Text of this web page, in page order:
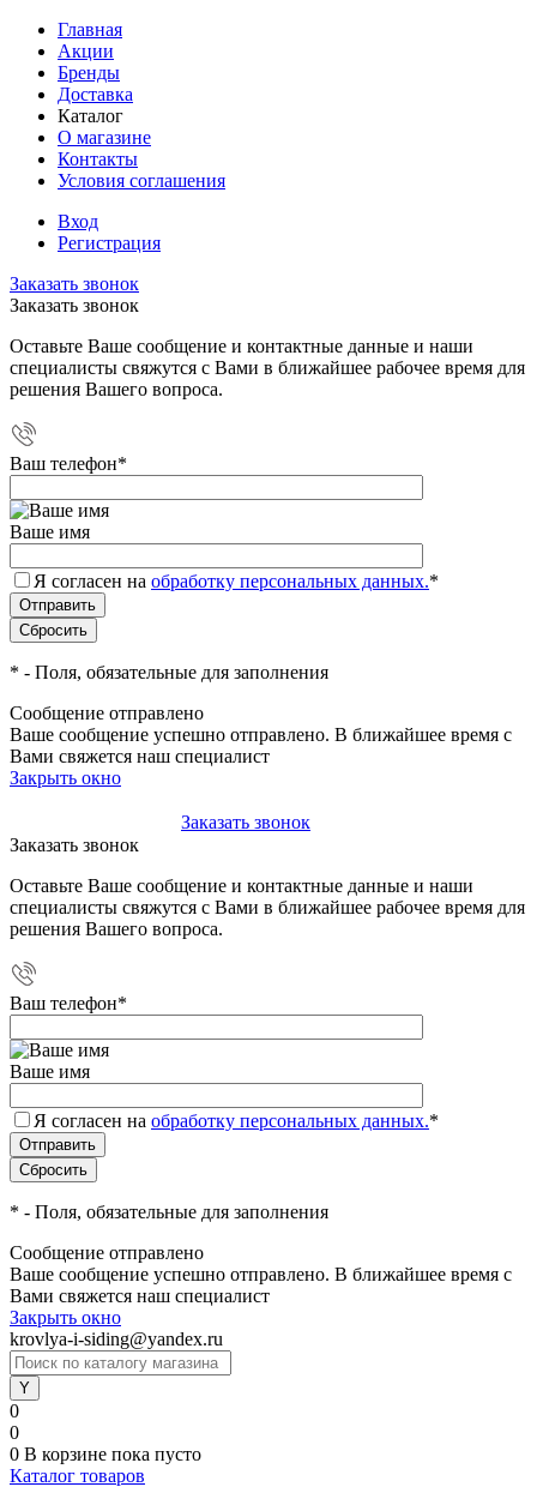
Главная
Акции
Бренды
Доставка
Каталог
О магазине
Контакты
Условия соглашения
Вход
Регистрация
Заказать звонок
Заказать звонок
Оставьте Ваше сообщение и контактные данные и наши
специалисты свяжутся с Вами в ближайшее рабочее время для
решения Вашего вопроса.
Ваш телефон*
Ваше имя
Я согласен на обработку персональных данных.*
* - Поля, обязательные для заполнения
Сообщение отправлено
Ваше сообщение успешно отправлено. В ближайшее время с
Вами свяжется наш специалист
Закрыть окно
Заказать звонок
Заказать звонок
Оставьте Ваше сообщение и контактные данные и наши
специалисты свяжутся с Вами в ближайшее рабочее время для
решения Вашего вопроса.
Ваш телефон*
Ваше имя
Я согласен на обработку персональных данных.*
* - Поля, обязательные для заполнения
Сообщение отправлено
Ваше сообщение успешно отправлено. В ближайшее время с
Вами свяжется наш специалист
Закрыть окно
krovlya-i-siding@yandex.ru
0
0
0 В корзине пока пусто
Каталог товаров